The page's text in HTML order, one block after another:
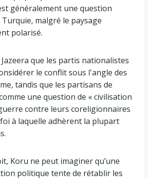
généralement une question
malgré le paysage
polarisé.
Jazeera que les partis nationalistes
le conflit sous l'angle des
tandis que les partisans de
une question de « civilisation
contre leurs coreligionnaires
à laquelle adhèrent la plupart
Koru ne peut imaginer qu’une
politique tente de rétablir les